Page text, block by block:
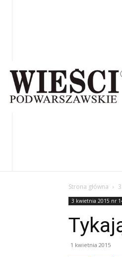
Strona główna
3 kwietnia 2015 nr
1 kwietnia 2015